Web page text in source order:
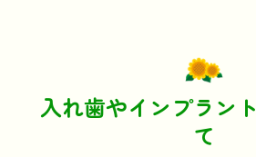
入れ歯やインプラント
て